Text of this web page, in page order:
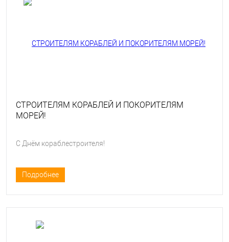
СТРОИТЕЛЯМ КОРАБЛЕЙ И ПОКОРИТЕЛЯМ
МОРЕЙ!
С Днём кораблестроителя!
Подробнее